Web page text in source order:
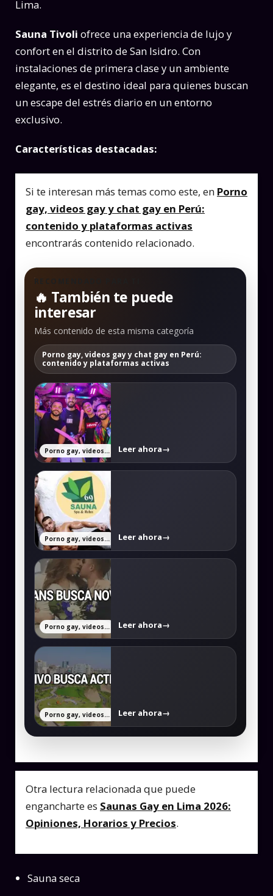
Lima.
Sauna Tivoli ofrece una experiencia de lujo y
confort en el distrito de San Isidro. Con
instalaciones de primera clase y un ambiente
elegante, es el destino ideal para quienes buscan
un escape del estrés diario en un entorno
exclusivo.
Características destacadas:
Si te interesan más temas como este, en Porno
gay, videos gay y chat gay en Perú:
contenido y plataformas activas
encontrarás contenido relacionado.
RECOMENDADO PARA TI
🔥 También te puede
interesar
Más contenido de esta misma categoría
Porno gay, videos gay y chat gay en Perú:
contenido y plataformas activas
Porno gay, videos gay y chat gay en Perú: contenido y plataformas activas Leer ahora→
Porno gay, videos gay y chat gay en Perú: contenido y plataformas activas Leer ahora→
Porno gay, videos gay y chat gay en Perú: contenido y plataformas activas Leer ahora→
Porno gay, videos gay y chat gay en Perú: contenido y plataformas activas Leer ahora→
Otra lectura relacionada que puede
engancharte es Saunas Gay en Lima 2026:
Opiniones, Horarios y Precios.
Sauna seca